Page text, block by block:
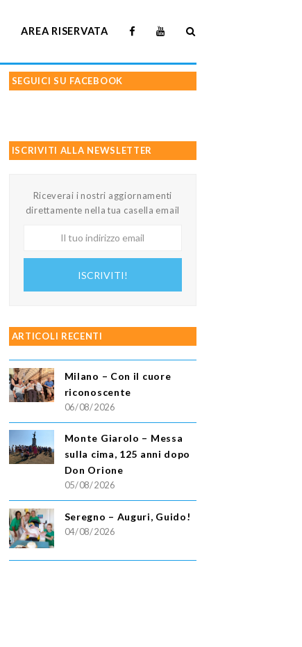
AREA RISERVATA
SEGUICI SU FACEBOOK
ISCRIVITI ALLA NEWSLETTER
Riceverai i nostri aggiornamenti
direttamente nella tua casella email
ISCRIVITI!
ARTICOLI RECENTI
Milano – Con il cuore
riconoscente
06/08/2026
Monte Giarolo – Messa
sulla cima, 125 anni dopo
Don Orione
05/08/2026
Seregno – Auguri, Guido!
04/08/2026